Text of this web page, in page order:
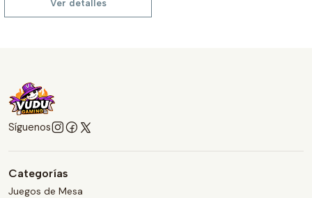
Ver detalles
Síguenos
Categorías
Juegos de Mesa